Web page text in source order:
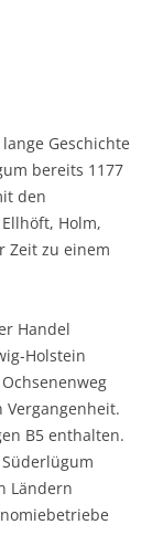
Geschichte
bereits 1177
den
Holm,
Zeit zu einem
Handel
Holstein
B5 enthalten.
Ländern